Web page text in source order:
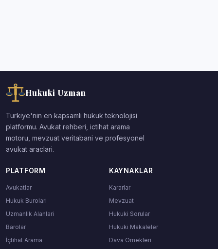
Hukuki Uzman
Turkiye'nin en kapsamli hukuk teknolojisi
platformu. Avukat rehberi, ictihat arama
motoru, mevzuat veritabani ve profesyonel
avukat araclari.
PLATFORM
Avukatlar
Hukuk Burolari
Uzmanlik Alanlari
Barolar
İçtihat Arama
KAYNAKLAR
Kararlar
Mevzuat
Hukuki Sorular
Hukuki Makaleler
Dava Ornekleri